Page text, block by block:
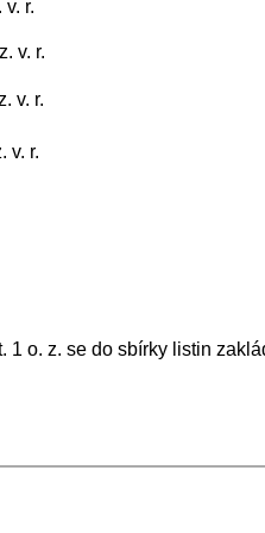
r.
v. r.
v. r.
v. r.
1 o. z. se do sbírky listin